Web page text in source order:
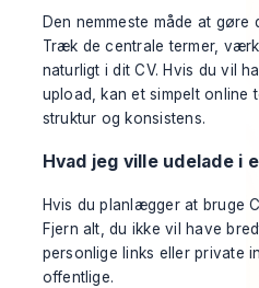
Den nemmeste måde at
Træk de centrale termer,
naturligt i dit CV. Hvis du vil
upload, kan et simpeltonline
struktur og konsistens.
Hvad jeg ville udelade i
Hvis du planlægger at bruge
Fjern alt, du ikke vil have
personlige links eller private
offentlige.